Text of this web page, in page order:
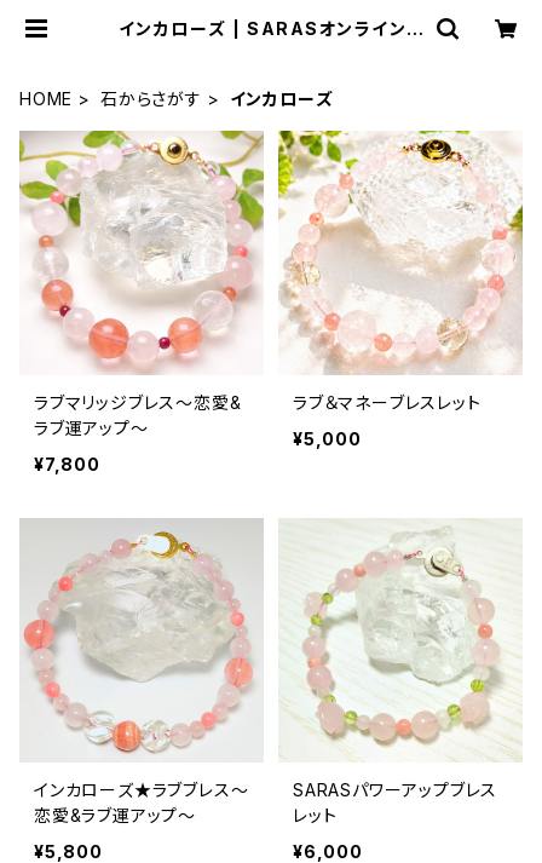
インカローズ | SARASオンラインス
HOME 石からさがす インカローズ
ラブマリッジブレス〜恋愛&
ラブ運アップ〜
¥7,800
ラブ＆マネーブレスレット
¥5,000
インカローズ★ラブブレス〜
恋愛&ラブ運アップ〜
¥5,800
SARASパワーアップブレス
レット
¥6,000